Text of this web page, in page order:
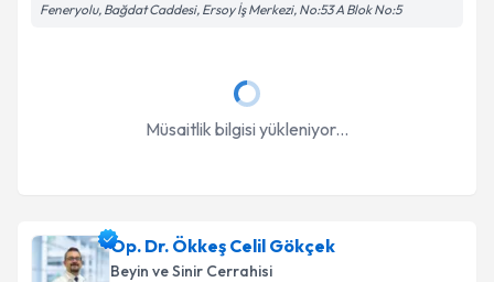
Feneryolu, Bağdat Caddesi, Ersoy İş Merkezi, No:53 A Blok No:5
Müsaitlik bilgisi yükleniyor...
Op. Dr. Ökkeş Celil Gökçek
Beyin ve Sinir Cerrahisi